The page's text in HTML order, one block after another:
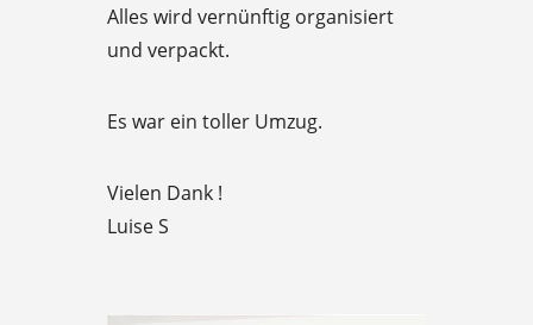
t
o
5
Alles wird vernünftig organisiert
und verpackt.
Es war ein toller Umzug.
Vielen Dank !
Luise S